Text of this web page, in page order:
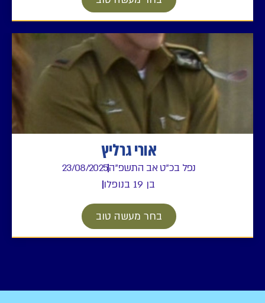
אורי גרליץ
נפל בכ"ט אב התשפ"ה23/08/2025
בן 19 בנופלו
בחר מעשה טוב